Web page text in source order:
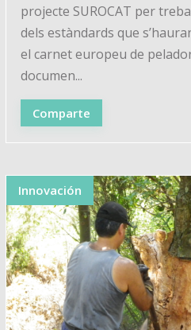
projecte SUROCAT per
dels estàndards que
el carnet europeu de
documen...
Comparte
Innovación